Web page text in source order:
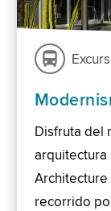
Disfruta del
arquitectura
Architecture
recorrido